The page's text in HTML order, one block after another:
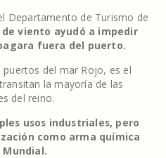
Departamento de Turismo de
viento ayudó a impedir
fuera del puerto.
del mar Rojo, es el
la mayoría de las
del reino.
usos industriales, pero
como arma química